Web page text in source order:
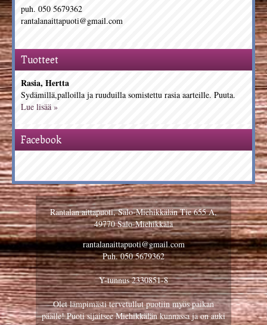
puh. 050 5679362
rantalanaittapuoti@gmail.com
Tuotteet
Rasia, Hertta
Sydämillä,palloilla ja ruuduilla somistettu rasia aarteille. Puuta.
Lue lisää »
Facebook
Rantalan aittapuoti, Salo-Miehikkälän Tie 655 A,
49770 Salo-Miehikkälä
rantalanaittapuoti@gmail.com
Puh. 050 5679362
Y-tunnus 2330851-8
Olet lämpimästi tervetullut puotiin myös paikan
päälle! Puoti sijaitsee Miehikkälän kunnassa ja on auki